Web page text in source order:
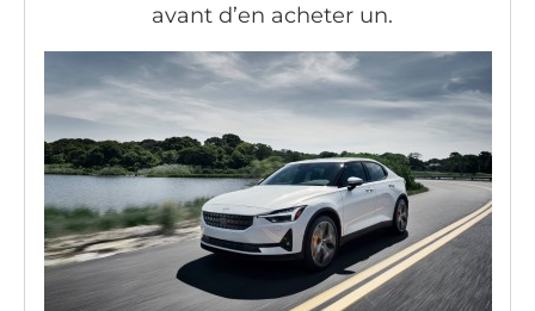
avant d’en acheter un.